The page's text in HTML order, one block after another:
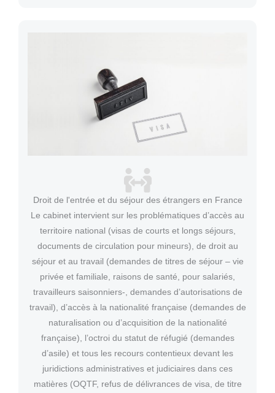
Droit de l'entrée et du séjour des étrangers en France
Le cabinet intervient sur les problématiques d’accès au
territoire national (visas de courts et longs séjours,
documents de circulation pour mineurs), de droit au
séjour et au travail (demandes de titres de séjour – vie
privée et familiale, raisons de santé, pour salariés,
travailleurs saisonniers-, demandes d’autorisations de
travail), d’accès à la nationalité française (demandes de
naturalisation ou d’acquisition de la nationalité
française), l’octroi du statut de réfugié (demandes
d’asile) et tous les recours contentieux devant les
juridictions administratives et judiciaires dans ces
matières (OQTF, refus de délivrances de visa, de titre